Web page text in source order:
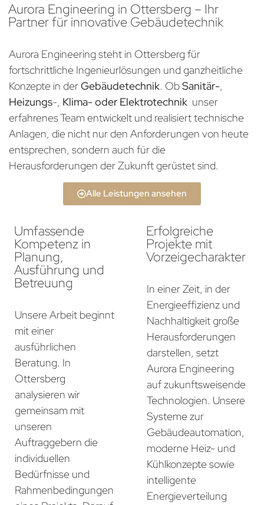
Aurora Engineering in Ottersberg – Ihr
Partner für innovative Gebäudetechnik
Aurora Engineering steht in Ottersberg für
fortschrittliche Ingenieurlösungen und ganzheitliche
Konzepte in derGebäudetechnik. ObSanitär-,
Heizungs-, Klima- oder Elektrotechnik unser
erfahrenes Team entwickelt und realisiert technische
Anlagen, die nicht nur den Anforderungen von heute
entsprechen, sondern auch für die
Herausforderungen der Zukunft gerüstet sind.
Alle Leistungen ansehen
Umfassende
Kompetenz in
Planung,
Ausführung und
Betreuung
Unsere Arbeit beginnt
mit einer
ausführlichen
Beratung. In
Ottersberg
analysieren wir
gemeinsam mit
unseren
Auftraggebern die
individuellen
Bedürfnisse und
Rahmenbedingungen
Erfolgreiche
Projekte mit
Vorzeigecharakter
In einer Zeit, in der
Energieeffizienz und
Nachhaltigkeit große
Herausforderungen
darstellen, setzt
Aurora Engineering
auf zukunftsweisende
Technologien. Unsere
Systeme zur
Gebäudeautomation,
moderne Heiz- und
Kühlkonzepte sowie
intelligente
Energieverteilung